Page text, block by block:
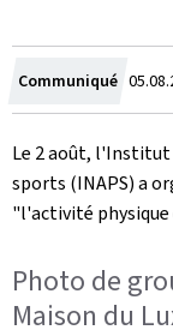
Communiqué Crée
le
Le 2 août,
sports (INAPS) a
"l'activité physique
Photo de
Maison du